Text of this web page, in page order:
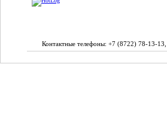
Контактные телефоны: +7 (8722) 78-13-